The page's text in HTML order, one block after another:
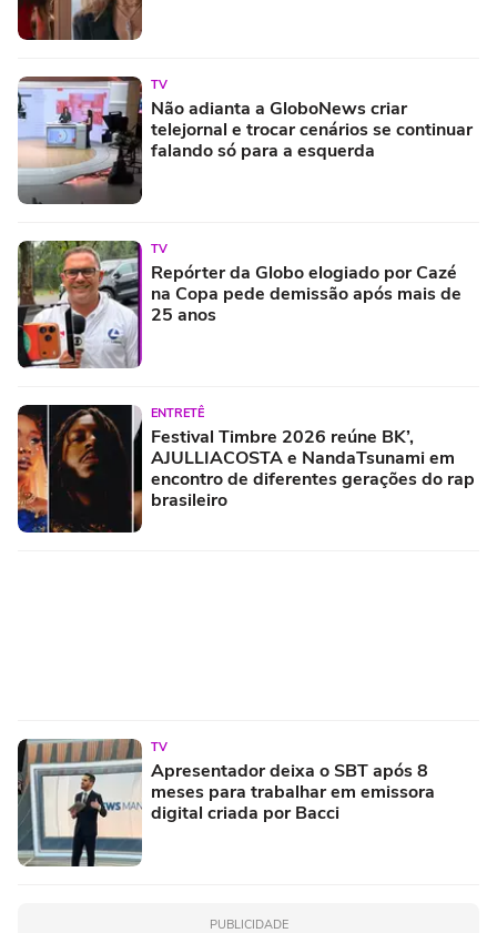
TV
Não adianta a GloboNews criar
telejornal e trocar cenários se continuar
falando só para a esquerda
TV
Repórter da Globo elogiado por Cazé
na Copa pede demissão após mais de
25 anos
ENTRETÊ
Festival Timbre 2026 reúne BK’,
AJULLIACOSTA e NandaTsunami em
encontro de diferentes gerações do rap
brasileiro
TV
Apresentador deixa o SBT após 8
meses para trabalhar em emissora
digital criada por Bacci
PUBLICIDADE